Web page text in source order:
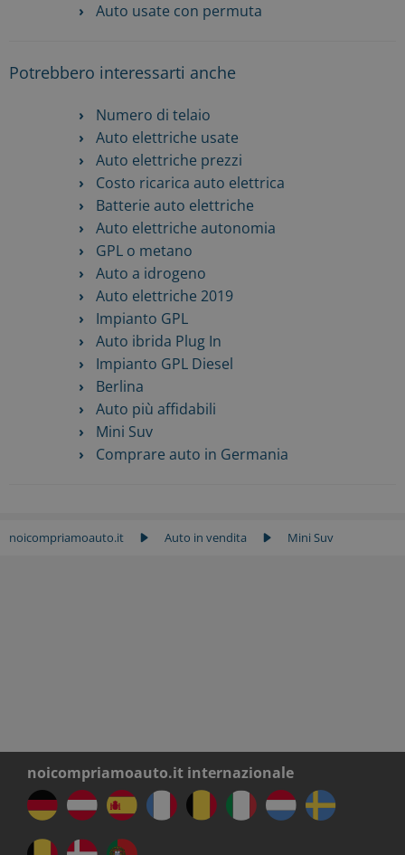
Auto usate con permuta
Potrebbero interessarti anche
Numero di telaio
Auto elettriche usate
Auto elettriche prezzi
Costo ricarica auto elettrica
Batterie auto elettriche
Auto elettriche autonomia
GPL o metano
Auto a idrogeno
Auto elettriche 2019
Impianto GPL
Auto ibrida Plug In
Impianto GPL Diesel
Berlina
Auto più affidabili
Mini Suv
Comprare auto in Germania
noicompriamoauto.it Auto in vendita Mini Suv
noicompriamoauto.it internazionale